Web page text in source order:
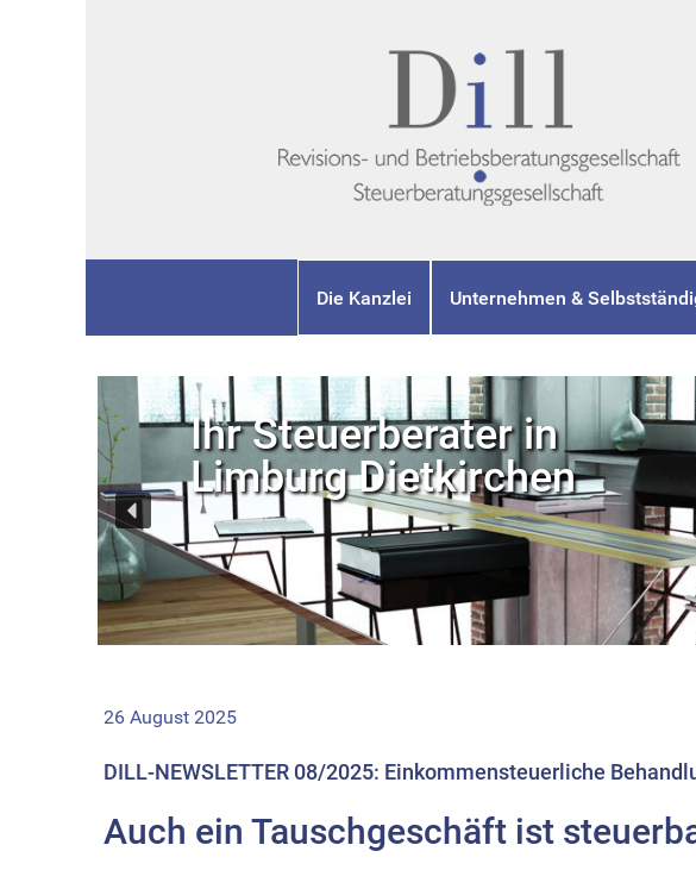
Die Kanzlei Unternehmen &
Ihr Steuerberater in
Limburg Dietkirchen
26 August 2025
DILL-NEWSLETTER 08/2025: Einkommensteuerliche
Auch ein Tauschgeschäft ist